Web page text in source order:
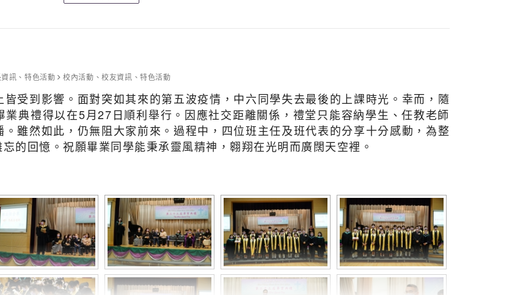
訊 、特色活動 校內活動 、校友資訊 、特色活動
受到影響。面對突如其來的第五波疫情，中六同學失去最後的上課時光。幸而，隨
典禮得以在5月27日順利舉行。因應社交距離關係，禮堂只能容納學生、任教老師
雖然如此，仍無阻大家前來。過程中，四位班主任及班代表的分享十分感動，為整
的回憶。祝願畢業同學能秉承靈風精神，翱翔在光明而廣闊天空裡。